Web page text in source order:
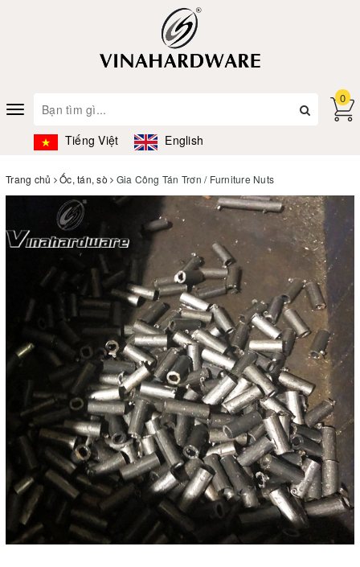
Toggle
navigation
Tiếng Việt English
0
Trang chủ Ốc, tán, sò Gia Công Tán Trơn / Furniture Nuts